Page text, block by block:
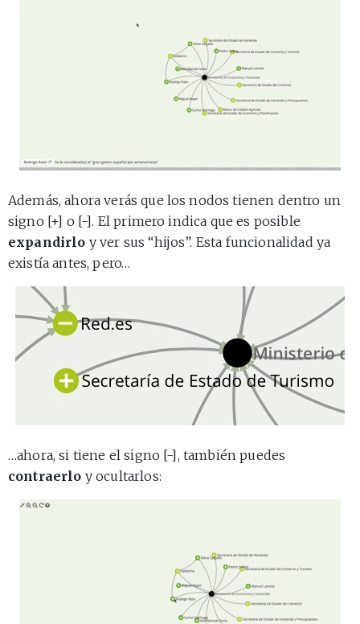
Además, ahora verás que los nodos tienen dentro un
signo [+] o [-]. El primero indica que es posible
expandirlo y ver sus “hijos”. Esta funcionalidad ya
existía antes, pero…
…ahora, si tiene el signo [-], también puedes
contraerlo y ocultarlos: